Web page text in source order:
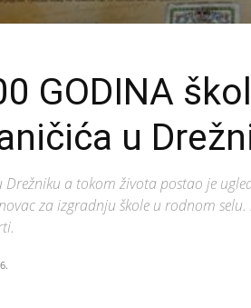
GODINA
u
a tokom života postao je
za izgradnju škole u rodnom